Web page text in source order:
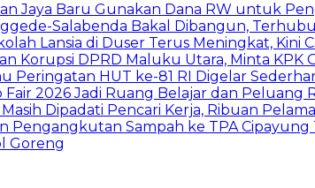
Jaya Baru Gunakan Dana RW untuk
Salabenda Bakal Dibangun,
Lansia di Duser Terus Meningkat, Kini
Korupsi DPRD Maluku Utara, Minta KPK
Peringatan HUT ke-81 RI Digelar
Fair 2026 Jadi Ruang Belajar dan Peluang
Dipadati Pencari Kerja, Ribuan
Pengangkutan Sampah ke TPA Cipayung
Goreng